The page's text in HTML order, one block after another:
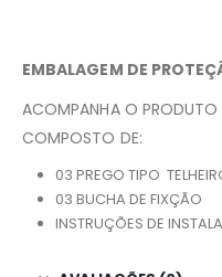
EMBALAGEM DE
ACOMPANHA O PRODUTO
COMPOSTO DE:
03 PREGO TIPO
03 BUCHA DE FIXÇÃO
INSTRUÇÕES DE